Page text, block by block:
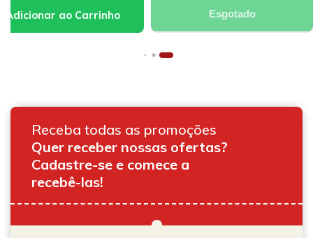
Esgotado
Receba todas as promoções
Quer receber nossas ofertas?
Cadastre-se e comece a
recebê-las!